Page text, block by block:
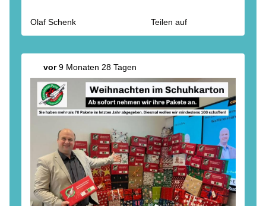
Olaf Schenk Teilen auf
vor9 Monaten 28 Tagen